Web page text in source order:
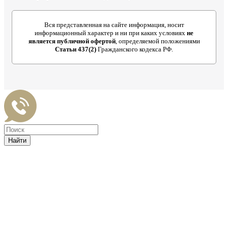
Вся представленная на сайте информация, носит
информационный характер и ни при каких условиях не
является публичной офертой, определяемой положениями
Статьи 437(2) Гражданского кодекса РФ.
Найти